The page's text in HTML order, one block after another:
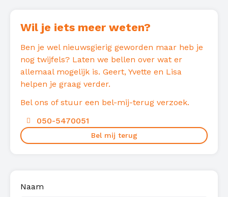
Wil je iets meer weten?
Ben je wel nieuwsgierig geworden maar heb je
nog twijfels? Laten we bellen over wat er
allemaal mogelijk is. Geert, Yvette en Lisa
helpen je graag verder.
Bel ons of stuur een bel-mij-terug verzoek.
050-5470051
Bel mij terug
Naam